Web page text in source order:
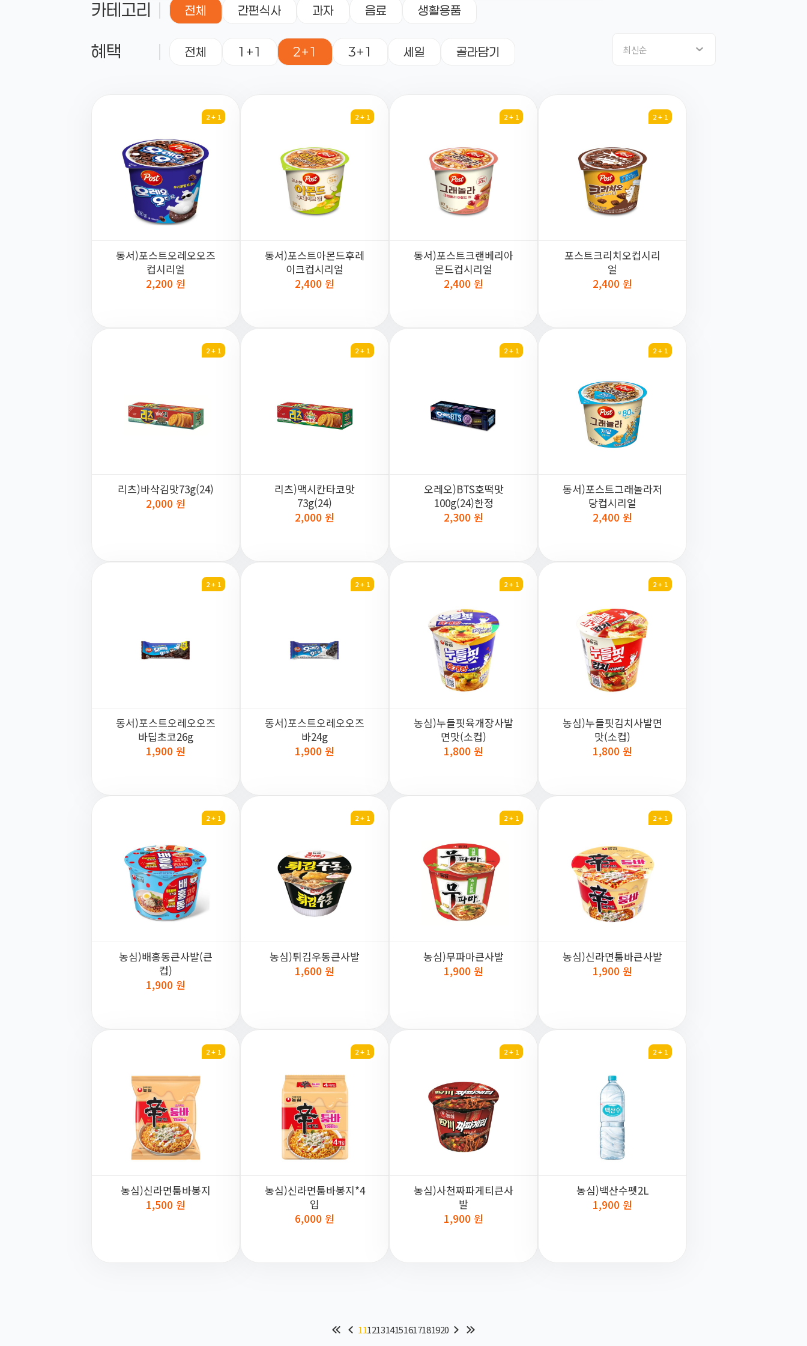
카테고리 전체 간편식사 과자 음료 생활용품
혜택 전체 1+1 2+1 3+1 세일 골라담기 최신순
2 + 1
동서)포스트오레오오즈
컵시리얼
2,200 원
2 + 1
동서)포스트아몬드후레
이크컵시리얼
2,400 원
2 + 1
동서)포스트크랜베리아
몬드컵시리얼
2,400 원
2 + 1
포스트크리치오컵시리
얼
2,400 원
2 + 1
리츠)바삭김맛73g(24)
2,000 원
2 + 1
리츠)맥시칸타코맛
73g(24)
2,000 원
2 + 1
오레오)BTS호떡맛
100g(24)한정
2,300 원
2 + 1
동서)포스트그래놀라저
당컵시리얼
2,400 원
2 + 1
동서)포스트오레오오즈
바딥초코26g
1,900 원
2 + 1
동서)포스트오레오오즈
바24g
1,900 원
2 + 1
농심)누들핏육개장사발
면맛(소컵)
1,800 원
2 + 1
농심)누들핏김치사발면
맛(소컵)
1,800 원
2 + 1
농심)배홍동큰사발(큰
컵)
1,900 원
2 + 1
농심)튀김우동큰사발
1,600 원
2 + 1
농심)무파마큰사발
1,900 원
2 + 1
농심)신라면툼바큰사발
1,900 원
2 + 1
농심)신라면툼바봉지
1,500 원
2 + 1
농심)신라면툼바봉지*4
입
6,000 원
2 + 1
농심)사천짜파게티큰사
발
1,900 원
2 + 1
농심)백산수펫2L
1,900 원
11121314151617181920